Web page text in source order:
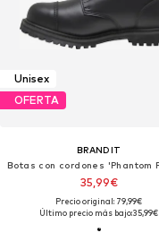
Unisex
OFERTA
BRANDIT
35,99€
Precio original: 79,99€
Último precio más bajo:35,99€